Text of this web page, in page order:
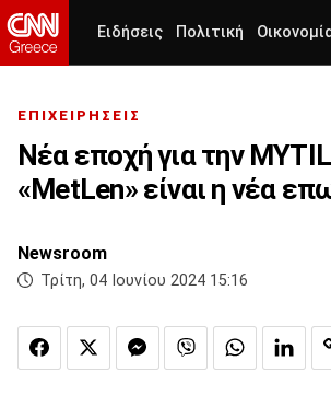
Ειδήσεις Πολιτική
ΕΠΙΧΕΙΡΗΣΕΙΣ
Νέα εποχή για την
«MetLen» είναι η νέα
Newsroom
Τρίτη, 04 Ιουνίου 2024 15:16